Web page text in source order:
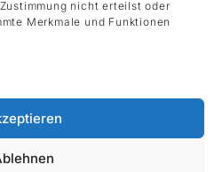
nicht erteilst oder
Merkmale und Funktionen
Zürich